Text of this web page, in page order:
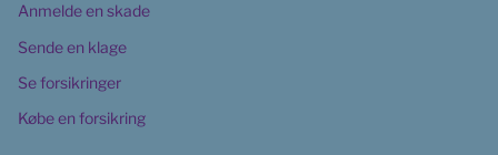
Anmelde en skade
Sende en klage
Se forsikringer
Købe en forsikring